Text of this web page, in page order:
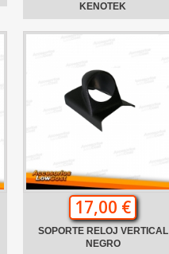
KENOTEK
17,00 €
SOPORTE RELOJ VERTICAL
NEGRO